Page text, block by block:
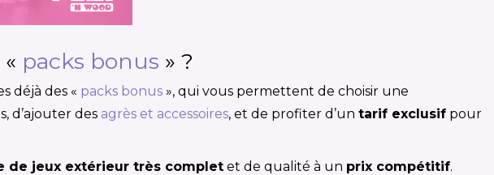
packs bonus » ?
déjà des « packs bonus », qui vous permettent de choisir une
d’ajouter des agrès et accessoires, et de profiter d’un tarif exclusif pour
de jeux extérieur très complet et de qualité à un prix compétitif.